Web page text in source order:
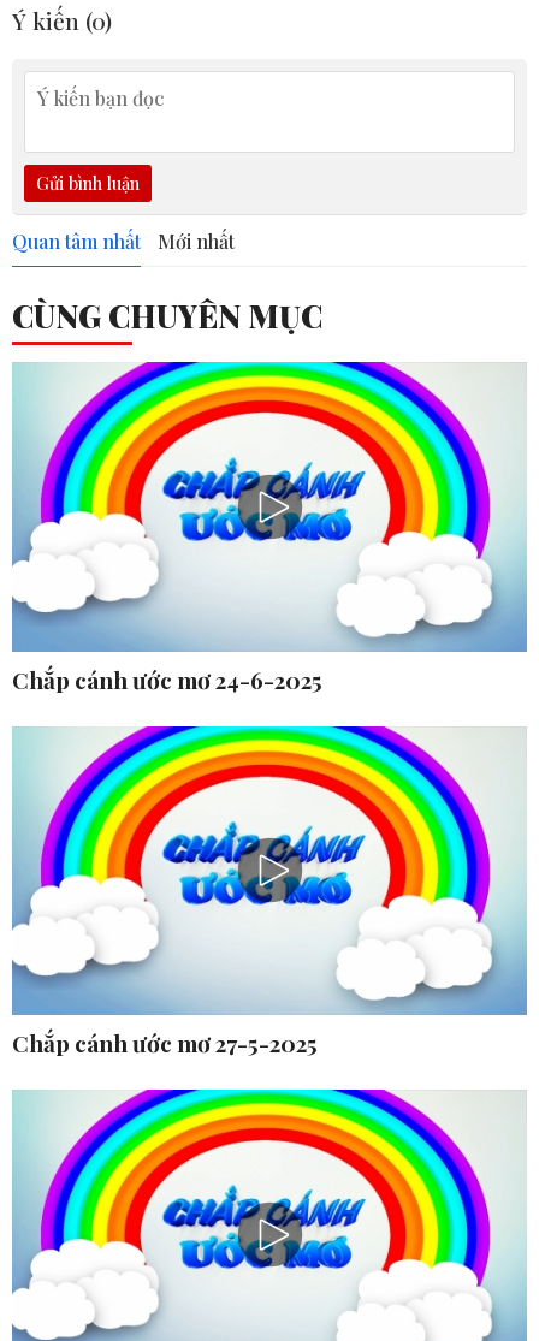
Ý kiến (0)
Gửi bình luận
Quan tâm nhất Mới nhất
CÙNG CHUYÊN MỤC
Chắp cánh ước mơ 24-6-2025
Chắp cánh ước mơ 27-5-2025